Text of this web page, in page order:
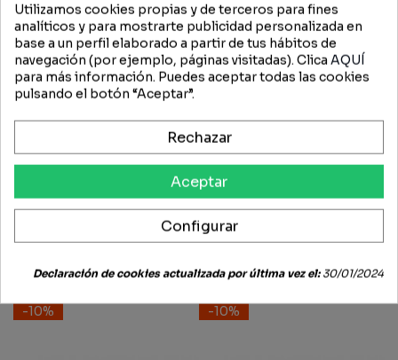
Tenías Juego Gomas
-10% -10%
Utilizamos cookies propias y de terceros para fines
analíticos y para mostrarte publicidad personalizada en
base a un perfil elaborado a partir de tus hábitos de
navegación (por ejemplo, páginas visitadas). Clica AQUÍ
para más información. Puedes aceptar todas las cookies
pulsando el botón “Aceptar”.
Rechazar
Aceptar
Configurar
Declaración de cookies actualizada por última vez el:30/01/2024